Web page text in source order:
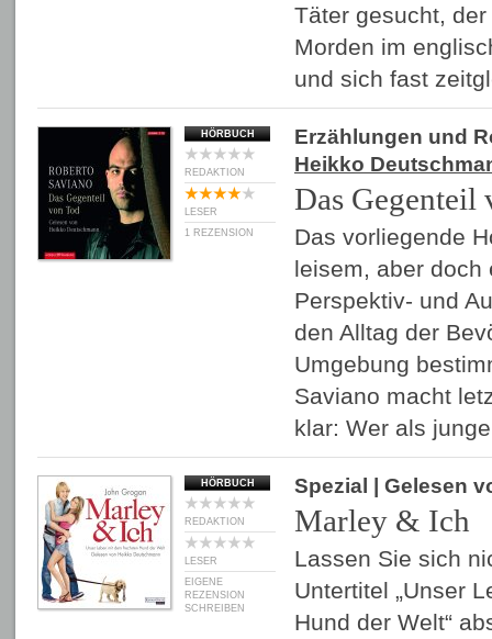
Täter gesucht,
Morden im
und sich fast
HÖRBUCH
REDAKTION
LESER
1 REZENSION
Erzählungen und
Heikko
Das Gegenteil
Das vorliegende
leisem, aber doch
Perspektiv- und
den Alltag der
Umgebung
Saviano macht
klar: Wer als
HÖRBUCH
REDAKTION
LESER
EIGENE
REZENSION
SCHREIBEN
Spezial | Gelesen
Marley & Ich
Lassen Sie sich
Untertitel „Unser
Hund der Welt“